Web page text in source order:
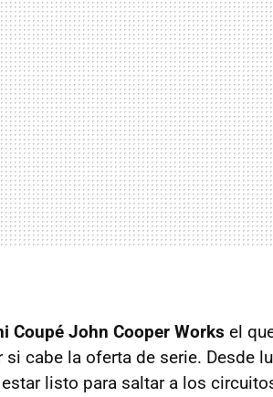
Coupé John Cooper Works el
cabe la oferta de serie. Desde
listo para saltar a los